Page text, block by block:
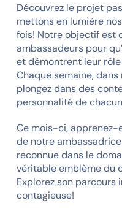
Découvrez le projet
mettons en lumière
fois! Notre objectif est
ambassadeurs pour
et démontrent leur rôle
Chaque semaine,
plongez dans des
personnalité de
Ce mois-ci, apprenez-
de notre
reconnue dans le
véritable emblème du
Explorez son
contagieuse!